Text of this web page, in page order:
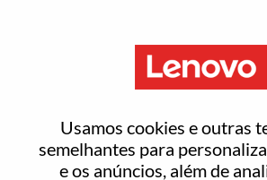
Usamos cookies e outras
semelhantes para
e os anúncios, além de
Redefinir senha